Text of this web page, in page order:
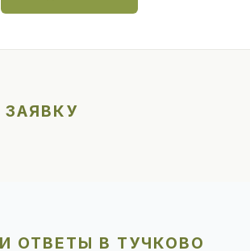
ЗАЯВКУ
ОТВЕТЫ В ТУЧКОВО